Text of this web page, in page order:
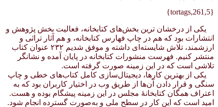
{tortags,261,5}
یکی از درخشان ترین بخش‌های کتابخانه، فعالیت بخش پژوهش و
انتشارات بود که هم در چاپ فهارس کتابخانه، و هم آثار تراثی و
ارزشمند، تلاش شایسته‌ای داشته و موفق شدیم ۲۳۲ عنوان کتاب
منتشر کنیم. فهرست منشورات کتابخانه در پایان آمده و نشانگر
تلاشی است که در این زمینه صورت گرفته است.
یکی از بهترین کارها، دیجیتال‌سازی کامل کتاب‌های خطی و چاپ
سنگی و قرار دادن آن‌ها از طریق وب در اختیار کاربران بود که به
اعتراف همگان کتابخانهٔ مجلس در این زمینه پیشگام بوده و هست.
امید است که این کار در سطح ملی و به‌صورت گسترده انجام شود.